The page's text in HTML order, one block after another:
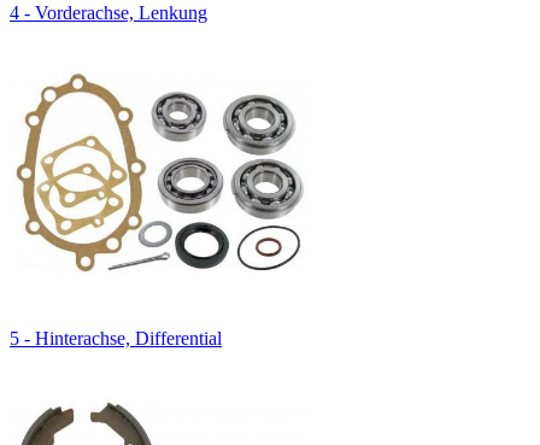
4 - Vorderachse, Lenkung
5 - Hinterachse, Differential